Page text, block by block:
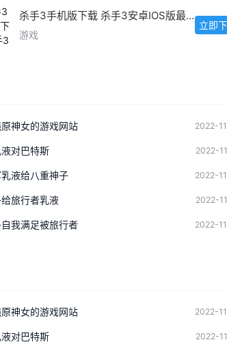
杀手3手机版下载 杀手3安卓IOS版最新下载
游戏
立即
神女的游戏网站 2022-
对巴特斯 2022-
液给八重神子 2022-
旅行者乳液 2022-
我满足被旅行者 2022-
神女的游戏网站 2022-
对巴特斯 2022-